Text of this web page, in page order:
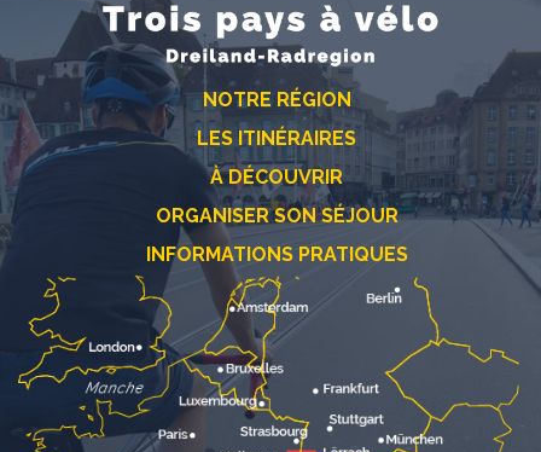
NOTRE RÉGION
LES ITINÉRAIRES
À DÉCOUVRIR
ORGANISER SON SÉJOUR
INFORMATIONS PRATIQUES